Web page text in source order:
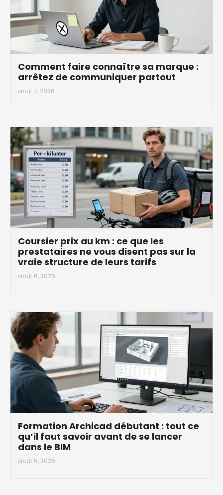
Comment faire connaître sa marque :
arrêtez de communiquer partout
août 7, 2026
Coursier prix au km : ce que les
prestataires ne vous disent pas sur la
vraie structure de leurs tarifs
août 6, 2026
Formation Archicad débutant : tout ce
qu’il faut savoir avant de se lancer
dans le BIM
août 5, 2026